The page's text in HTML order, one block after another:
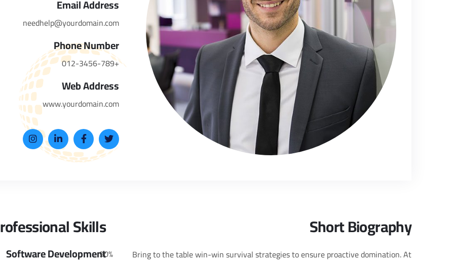
Email Address
needhelp@yourdomain.com
Phone Number
+012-3456-789
Web Address
www.yourdomain.com
Short Biography​
Bring to the table win-win survival strategies to ensure proactive domination. At
Skills​
Software Development
90%